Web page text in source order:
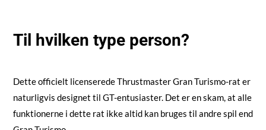
Til hvilken type person?
Dette officielt licenserede Thrustmaster Gran Turismo-rat er
naturligvis designet til GT-entusiaster. Det er en skam, at alle
funktionerne i dette rat ikke altid kan bruges til andre spil end